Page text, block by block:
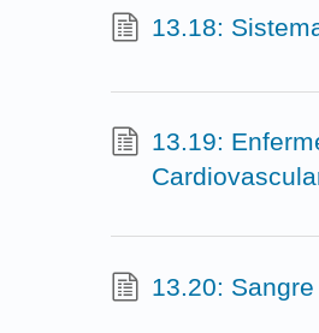
13.18:
13.19:
13.20: Sangre